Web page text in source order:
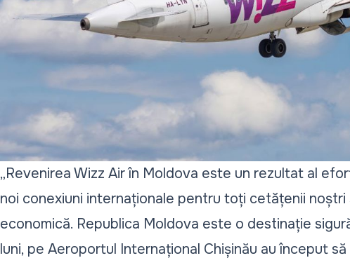
„Revenirea Wizz Air în Moldova este un rezultat al
noi conexiuni internaționale pentru toți cetățenii
economică. Republica Moldova este o destinație
luni, pe Aeroportul Internațional Chișinău au început